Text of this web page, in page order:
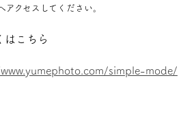
アクセスしてください。
こちら
simple-mode/